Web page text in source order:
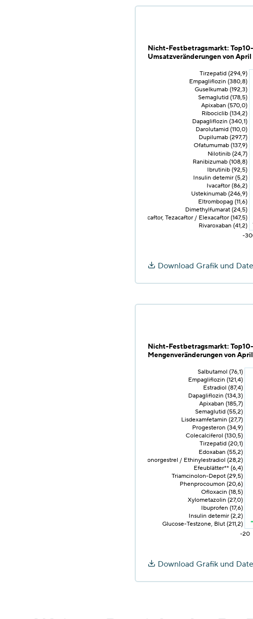
-
Tirzepatid (294,9)
Empagliflozin (380,8)
Guselkumab (192,3)
Semaglutid (178,5)
Apixaban (570,0)
Ribociclib (134,2)
Dapagliflozin (340,1)
Darolutamid (110,0)
Dupilumab (297,7)
Ofatumumab (137,9)
Nilotinib (24,7)
Ranibizumab (108,8)
Ibrutinib (92,5)
Insulin detemir (5,2)
Ivacaftor (86,2)
Ustekinumab (246,9)
Eltrombopag (11,6)
Dimethylfumarat (24,5)
Ivacaftor, Tezacaftor / Elexacaftor (147,5)
Rivaroxaban (41,2)
Nicht-Festbetragsmarkt:
Umsatzveränderungen von
Download Grafik und
-20
Salbutamol (76,1)
Empagliflozin (121,4)
Estradiol (87,4)
Dapagliflozin (134,3)
Apixaban (185,7)
Semaglutid (55,2)
Lisdexamfetamin (27,7)
Progesteron (34,9)
Colecalciferol (130,5)
Tirzepatid (20,1)
Edoxaban (55,2)
Levonorgestrel / Ethinylestradiol (28,2)
Efeublätter** (6,4)
Triamcinolon-Depot (29,5)
Phenprocoumon (20,6)
Ofloxacin (18,5)
Xylometazolin (27,0)
Ibuprofen (17,6)
Insulin detemir (2,2)
Glucose-Testzone, Blut (211,2)
Nicht-Festbetragsmarkt:
Mengenveränderungen von
Download Grafik und